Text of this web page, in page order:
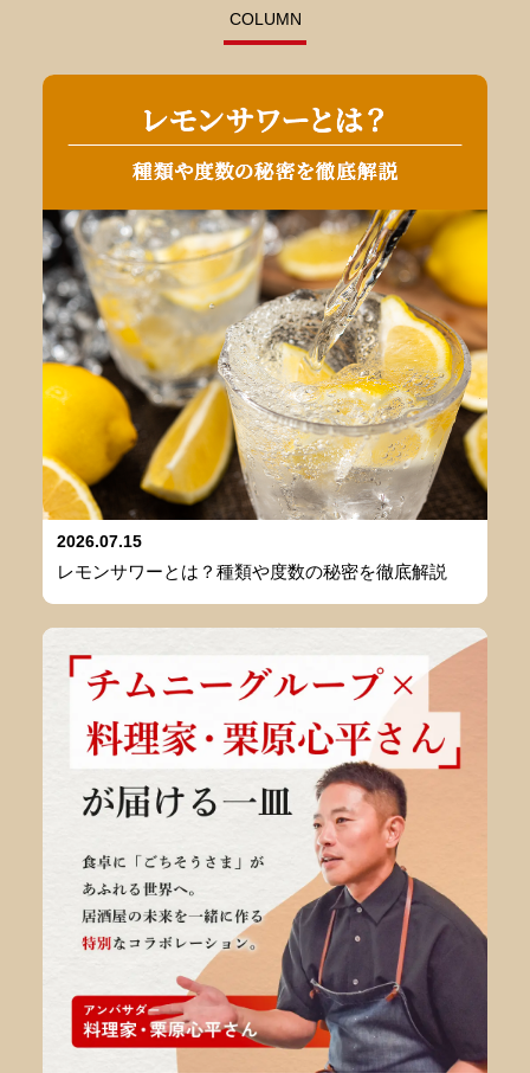
COLUMN
2026.07.15
レモンサワーとは？種類や度数の秘密を徹底解説